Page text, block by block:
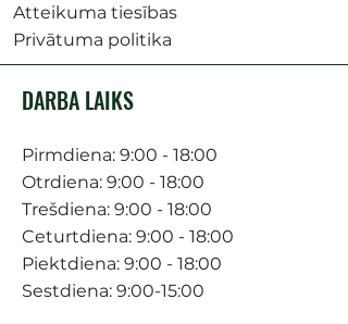
Atteikuma tiesības
Privātuma politika
DARBA LAIKS
Pirmdiena: 9:00 - 18:00
Otrdiena: 9:00 - 18:00
Trešdiena: 9:00 - 18:00
Ceturtdiena: 9:00 - 18:00
Piektdiena: 9:00 - 18:00
Sestdiena: 9:00-15:00